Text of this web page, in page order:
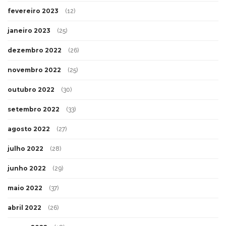
fevereiro 2023 (12)
janeiro 2023 (25)
dezembro 2022 (26)
novembro 2022 (25)
outubro 2022 (30)
setembro 2022 (33)
agosto 2022 (27)
julho 2022 (28)
junho 2022 (29)
maio 2022 (37)
abril 2022 (26)